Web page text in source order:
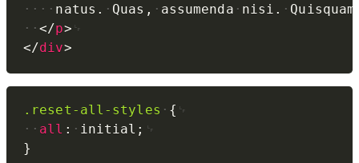
natus.
Quas, assumenda nisi.
Quisquam
</p>
</div>
.reset-all-styles
{
all : initial ;
}